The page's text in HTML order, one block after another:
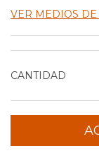
VER MEDIOS DE
CANTIDAD